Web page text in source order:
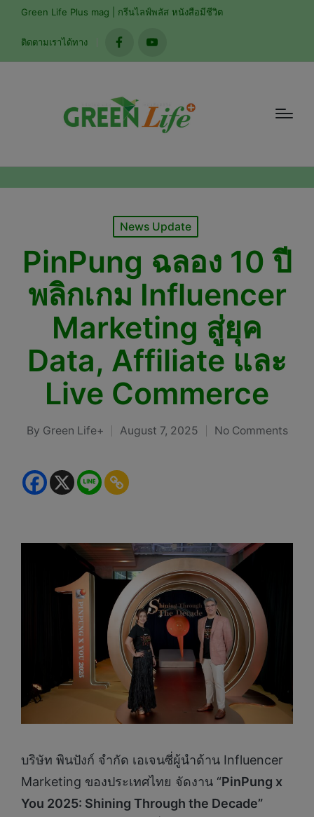
Green Life Plus mag | กรีนไลฟ์พลัส หนังสือมีชีวิต
ติดตามเราได้ทาง
facebookyoutube
Posted
News Update
PinPung ฉลอง 10 ปี
พลิกเกม Influencer
Marketing สู่ยุค
Data, Affiliate และ
Live Commerce
Posted
By Green Life+ August 7, 2025 No Comments
บริษัท พินปังก์ จำกัด เอเจนซี่ผู้นำด้าน Influencer
Marketing ของประเทศไทย จัดงาน “PinPung x
You 2025: Shining Through the Decade”
modal-check